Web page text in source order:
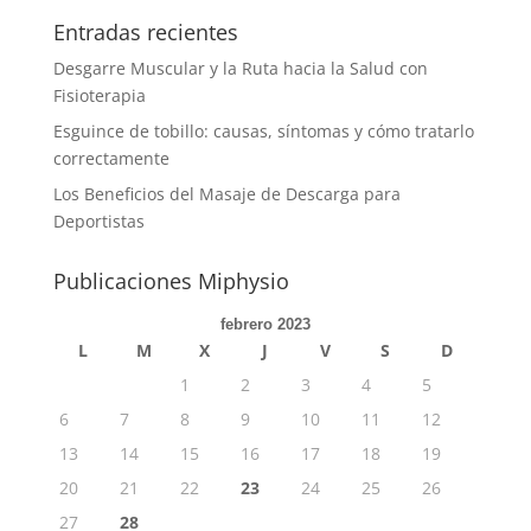
Entradas recientes
Desgarre Muscular y la Ruta hacia la Salud con
Fisioterapia
Esguince de tobillo: causas, síntomas y cómo tratarlo
correctamente
Los Beneficios del Masaje de Descarga para
Deportistas
Publicaciones Miphysio
febrero 2023
L M X J V S
D
1
2 3 4
5
6
7 8 9 10 11
12
13
14 15 16 17 18
19
20
21 22 23 24 25
26
27
28